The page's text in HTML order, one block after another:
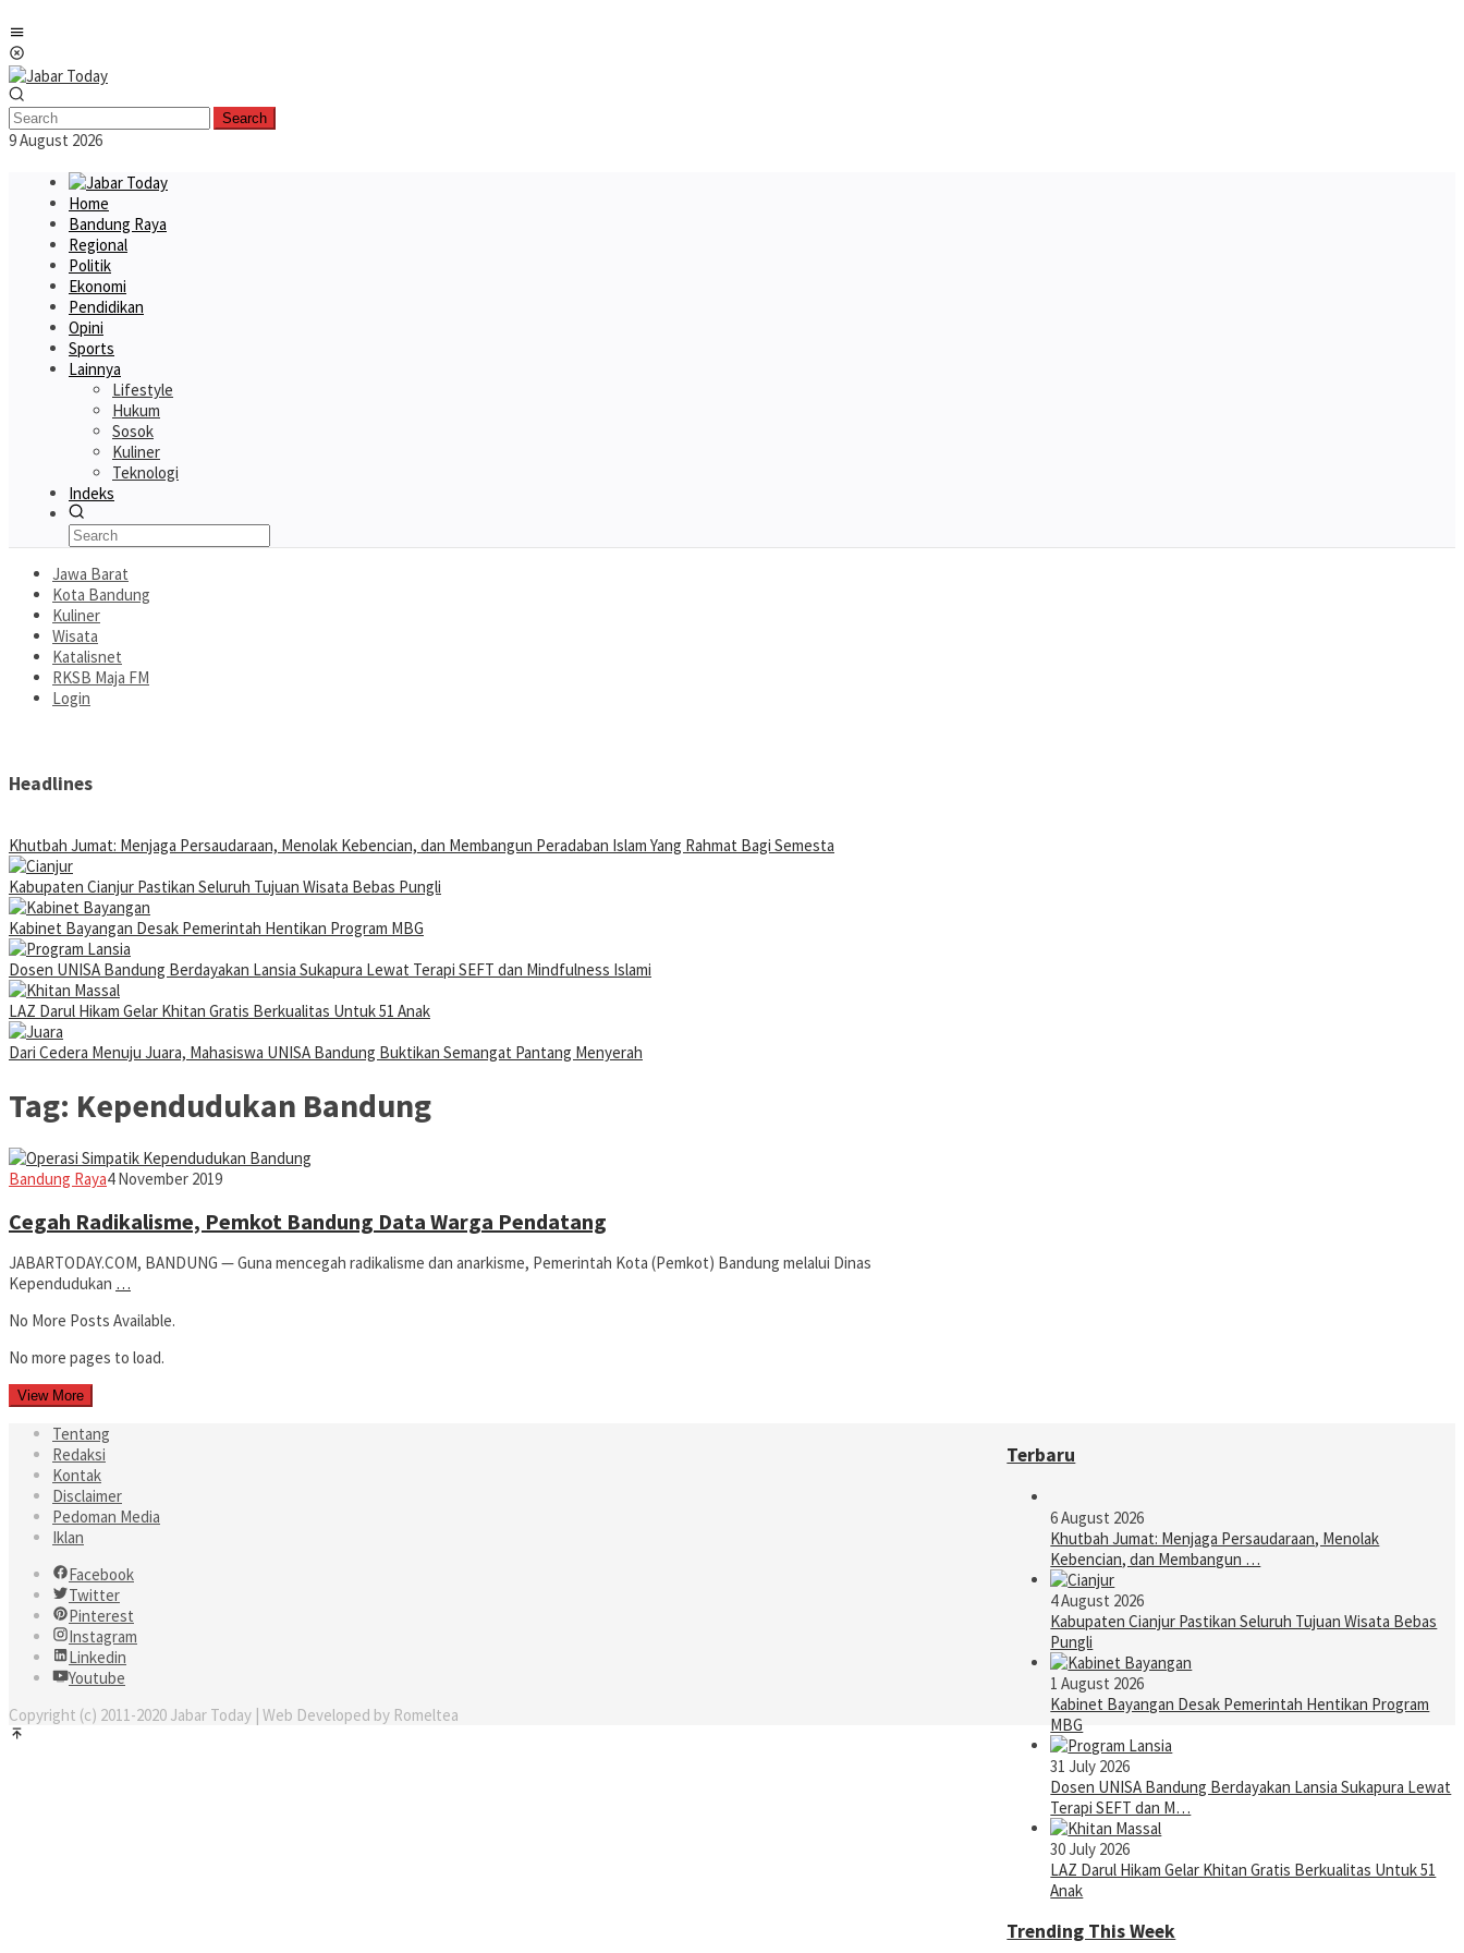
to
content
Search
9 August 2026
Home
Bandung Raya
Regional
Politik
Ekonomi
Pendidikan
Opini
Sports
Lainnya
Lifestyle
Hukum
Sosok
Kuliner
Teknologi
Indeks
Jawa Barat
Kota Bandung
Kuliner
Wisata
Katalisnet
RKSB Maja FM
Login
Headlines
Khutbah Jumat: Menjaga Persaudaraan, Menolak Kebencian, dan Membangun Peradaban Islam Yang Rahmat Bagi Semesta
Kabupaten Cianjur Pastikan Seluruh Tujuan Wisata Bebas Pungli
Kabinet Bayangan Desak Pemerintah Hentikan Program MBG
Dosen UNISA Bandung Berdayakan Lansia Sukapura Lewat Terapi SEFT dan Mindfulness Islami
LAZ Darul Hikam Gelar Khitan Gratis Berkualitas Untuk 51 Anak
Dari Cedera Menuju Juara, Mahasiswa UNISA Bandung Buktikan Semangat Pantang Menyerah
Tag: Kependudukan Bandung
Bandung RayaJabar
4 November 2019
Cegah Radikalisme, Pemkot Bandung Data Warga Pendatang
JABARTODAY.COM, BANDUNG — Guna mencegah radikalisme dan anarkisme, Pemerintah Kota (Pemkot) Bandung melalui Dinas
Kependudukan …
No More Posts Available.
No more pages to load.
View More
Terbaru
6 August 2026
Khutbah Jumat: Menjaga Persaudaraan, Menolak
Kebencian, dan Membangun …
4 August 2026
Kabupaten Cianjur Pastikan Seluruh Tujuan Wisata Bebas
Pungli
1 August 2026
Kabinet Bayangan Desak Pemerintah Hentikan Program
MBG
31 July 2026
Dosen UNISA Bandung Berdayakan Lansia Sukapura Lewat
Terapi SEFT dan M…
30 July 2026
LAZ Darul Hikam Gelar Khitan Gratis Berkualitas Untuk 51
Anak
Trending This Week
Tentang
Redaksi
Kontak
Disclaimer
Pedoman Media
Iklan
Facebook
Twitter
Pinterest
Instagram
Linkedin
Youtube
Copyright (c) 2011-2020 Jabar Today | Web Developed by Romeltea